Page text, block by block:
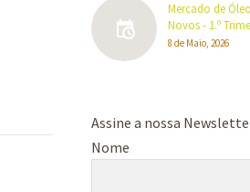
Mercado de
Novos - 1.º
8 de Maio, 2026
Assine a nossa
Nome